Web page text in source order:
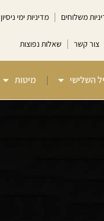
משלוחים מדיניות ימי
צור קשר שאלות נפוצות
השלישי מיטות